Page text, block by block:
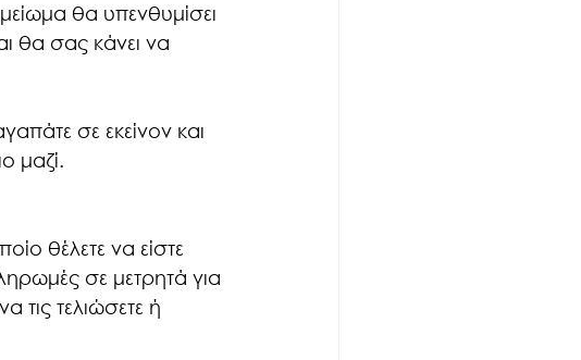
θα υπενθυμίσει
θα σας κάνει να
σε εκείνον και
μαζί.
θέλετε να είστε
σε μετρητά για
τις τελιώσετε ή